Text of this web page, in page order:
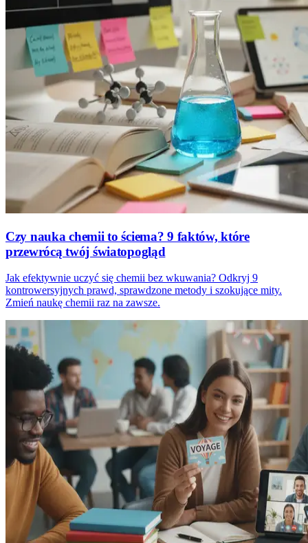
Czy nauka chemii to ściema? 9 faktów, które
przewrócą twój światopogląd
Jak efektywnie uczyć się chemii bez wkuwania? Odkryj 9
kontrowersyjnych prawd, sprawdzone metody i szokujące mity.
Zmień naukę chemii raz na zawsze.